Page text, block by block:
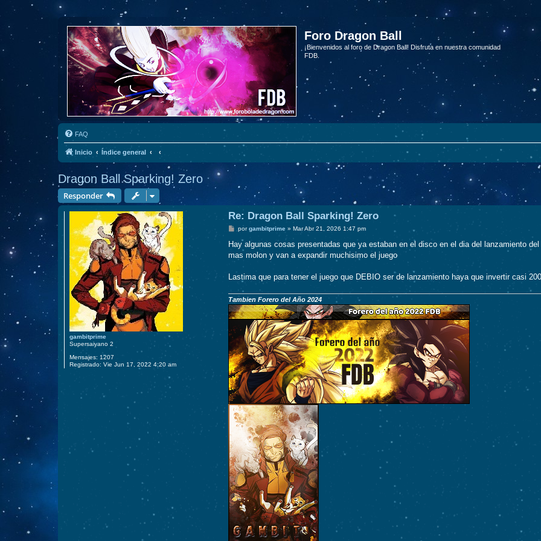
Foro Dragon Ball
¡Bienvenidos al foro de Dragon Ball! Disfruta en nuestra comunidad
FDB.
FAQ
Inicio Índice general
Dragon Ball Sparking! Zero
Responder
gambitprime
Supersaiyano 2
Mensajes: 1207
Registrado: Vie Jun 17, 2022 4:20 am
Re: Dragon Ball Sparking! Zero
M
n
s
a
porgambitprime» Mar Abr 21, 2026 1:47 pm
Hay algunas cosas presentadas que ya estaban en el disco en el dia del lanzamiento
mas molon y van a expandir muchisimo el juego
Lastima que para tener el juego que DEBIO ser de lanzamiento haya que invertir casi
Tambien Forero del Año 2024